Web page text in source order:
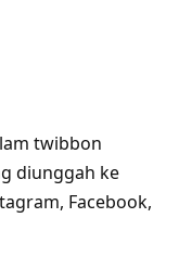
twibbon
diunggah ke
Facebook,